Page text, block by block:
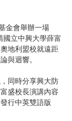
金會舉辦一場
國立中興大學薛富
地利盟校就遠距
與迴響。
同時分享興大防
盛校長演講內容
行中英雙語版